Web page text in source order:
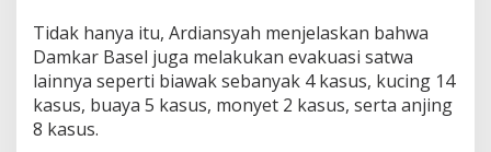
Tidak hanya itu, Ardiansyah menjelaskan bahwa
Damkar Basel juga melakukan evakuasi satwa
lainnya seperti biawak sebanyak 4 kasus, kucing 14
kasus, buaya 5 kasus, monyet 2 kasus, serta anjing
8 kasus.